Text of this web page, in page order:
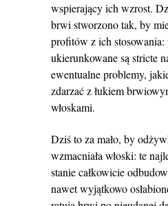
wspierający ich wzrost.
brwi stworzono tak, by
profitów z ich stosowania:
ukierunkowane są stricte
ewentualne problemy,
zdarzać z łukiem
włoskami.
Dziś to za mało, by
wzmacniała włoski: te
stanie całkowicie
nawet wyjątkowo